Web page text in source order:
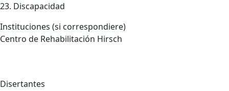
23. Discapacidad
Instituciones (si correspondiere)
Centro de Rehabilitación Hirsch
Disertantes